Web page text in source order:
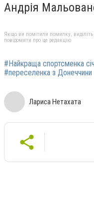
Андрія
Якщо ви помітили помилку, виділіть
повідомити про це редакцію
#Найкраща спортсменка
#переселенка з Донеччини
Лариса Нетахата